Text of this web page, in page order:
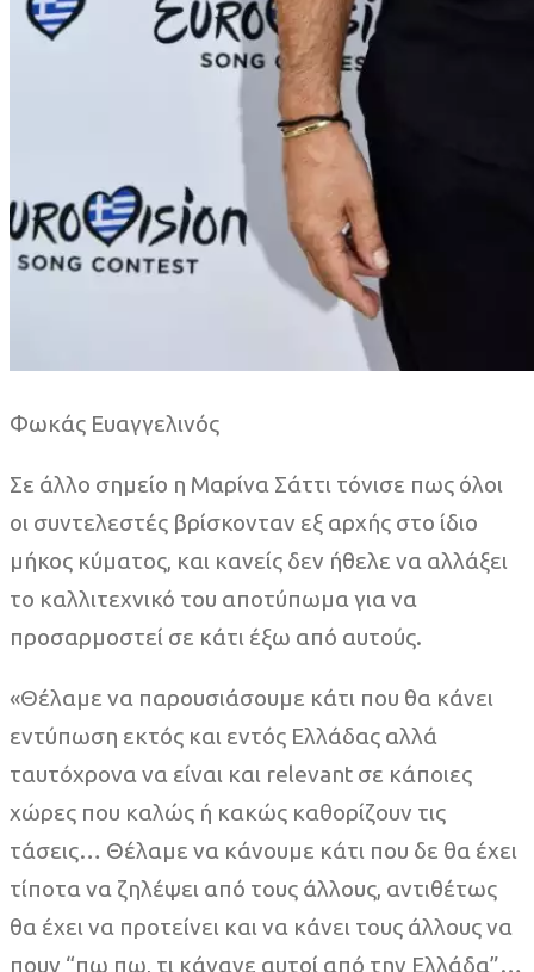
Φωκάς Ευαγγελινός
Σε άλλο σημείο η Μαρίνα Σάττι τόνισε πως όλοι
οι συντελεστές βρίσκονταν εξ αρχής στο ίδιο
μήκος κύματος, και κανείς δεν ήθελε να αλλάξει
το καλλιτεχνικό του αποτύπωμα για να
προσαρμοστεί σε κάτι έξω από αυτούς.
«Θέλαμε να παρουσιάσουμε κάτι που θα κάνει
εντύπωση εκτός και εντός Ελλάδας αλλά
ταυτόχρονα να είναι και relevant σε κάποιες
χώρες που καλώς ή κακώς καθορίζουν τις
τάσεις… Θέλαμε να κάνουμε κάτι που δε θα έχει
τίποτα να ζηλέψει από τους άλλους, αντιθέτως
θα έχει να προτείνει και να κάνει τους άλλους να
πουν “πω πω, τι κάνανε αυτοί από την Ελλάδα”…